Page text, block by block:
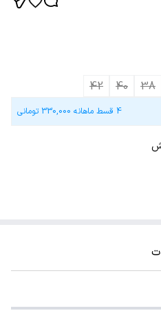
38
40
42
4 قسط ماهانه 330,000 تومانی